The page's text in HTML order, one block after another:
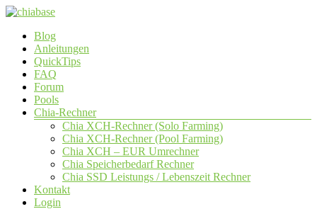
Zum
springen
chiabase
CHIA
Info-
Community
Seite
Menü
Blog
Anleitungen
QuickTips
FAQ
Forum
Pools
Chia-Rechner
Chia XCH-Rechner (Solo Farming)
Chia XCH-Rechner (Pool Farming)
Chia XCH – EUR Umrechner
Chia Speicherbedarf Rechner
Chia SSD Leistungs / Lebenszeit Rechner
Kontakt
Login